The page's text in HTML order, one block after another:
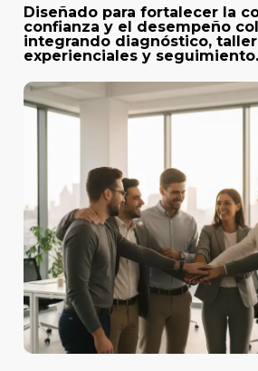
Diseñado para fortalecer la
confianza y el desempeño
integrando diagnóstico,
experienciales y seguimiento.